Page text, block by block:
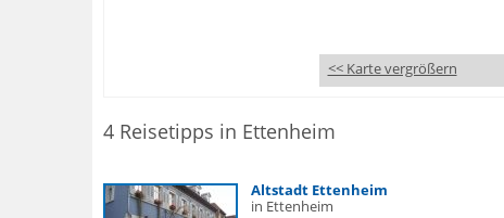
<< Karte vergrößern
4 Reisetipps in Ettenheim
Altstadt Ettenheim
in Ettenheim